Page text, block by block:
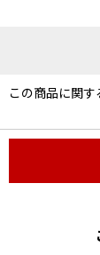
この商品に関す